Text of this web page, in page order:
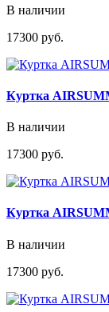
В наличии
17300 руб.
Куртка
В наличии
17300 руб.
Куртка
В наличии
17300 руб.